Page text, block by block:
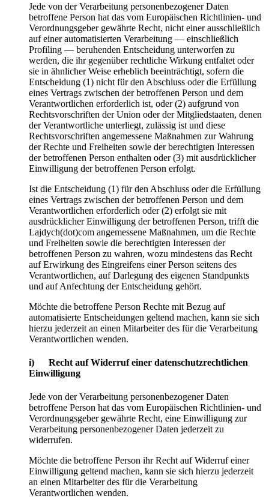
Jede von der Verarbeitung personenbezogener Daten
betroffene Person hat das vom Europäischen Richtlinien- und
Verordnungsgeber gewährte Recht, nicht einer ausschließlich
auf einer automatisierten Verarbeitung — einschließlich
Profiling — beruhenden Entscheidung unterworfen zu
werden, die ihr gegenüber rechtliche Wirkung entfaltet oder
sie in ähnlicher Weise erheblich beeinträchtigt, sofern die
Entscheidung (1) nicht für den Abschluss oder die Erfüllung
eines Vertrags zwischen der betroffenen Person und dem
Verantwortlichen erforderlich ist, oder (2) aufgrund von
Rechtsvorschriften der Union oder der Mitgliedstaaten, denen
der Verantwortliche unterliegt, zulässig ist und diese
Rechtsvorschriften angemessene Maßnahmen zur Wahrung
der Rechte und Freiheiten sowie der berechtigten Interessen
der betroffenen Person enthalten oder (3) mit ausdrücklicher
Einwilligung der betroffenen Person erfolgt.
Ist die Entscheidung (1) für den Abschluss oder die Erfüllung
eines Vertrags zwischen der betroffenen Person und dem
Verantwortlichen erforderlich oder (2) erfolgt sie mit
ausdrücklicher Einwilligung der betroffenen Person, trifft die
Lajdych(dot)com angemessene Maßnahmen, um die Rechte
und Freiheiten sowie die berechtigten Interessen der
betroffenen Person zu wahren, wozu mindestens das Recht
auf Erwirkung des Eingreifens einer Person seitens des
Verantwortlichen, auf Darlegung des eigenen Standpunkts
und auf Anfechtung der Entscheidung gehört.
Möchte die betroffene Person Rechte mit Bezug auf
automatisierte Entscheidungen geltend machen, kann sie sich
hierzu jederzeit an einen Mitarbeiter des für die Verarbeitung
Verantwortlichen wenden.
i) Recht auf Widerruf einer datenschutzrechtlichen
Einwilligung
Jede von der Verarbeitung personenbezogener Daten
betroffene Person hat das vom Europäischen Richtlinien- und
Verordnungsgeber gewährte Recht, eine Einwilligung zur
Verarbeitung personenbezogener Daten jederzeit zu
widerrufen.
Möchte die betroffene Person ihr Recht auf Widerruf einer
Einwilligung geltend machen, kann sie sich hierzu jederzeit
an einen Mitarbeiter des für die Verarbeitung
Verantwortlichen wenden.